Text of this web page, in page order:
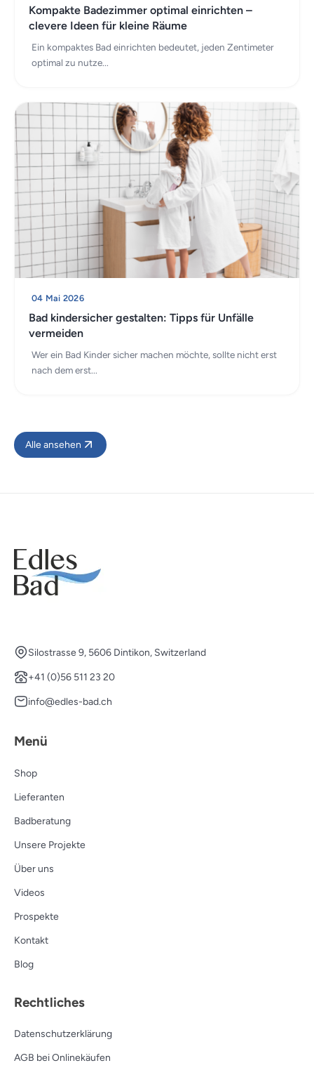
Kompakte Badezimmer optimal einrichten –
clevere Ideen für kleine Räume
Ein kompaktes Bad einrichten bedeutet, jeden Zentimeter
optimal zu nutze...
04 Mai 2026
Bad kindersicher gestalten: Tipps für Unfälle
vermeiden
Wer ein Bad Kinder sicher machen möchte, sollte nicht erst
nach dem erst...
Alle ansehen
Silostrasse 9, 5606 Dintikon, Switzerland
+41 (0)56 511 23 20
info@edles-bad.ch
Menü
Shop
Lieferanten
Badberatung
Unsere Projekte
Über uns
Videos
Prospekte
Kontakt
Blog
Rechtliches
Datenschutzerklärung
AGB bei Onlinekäufen